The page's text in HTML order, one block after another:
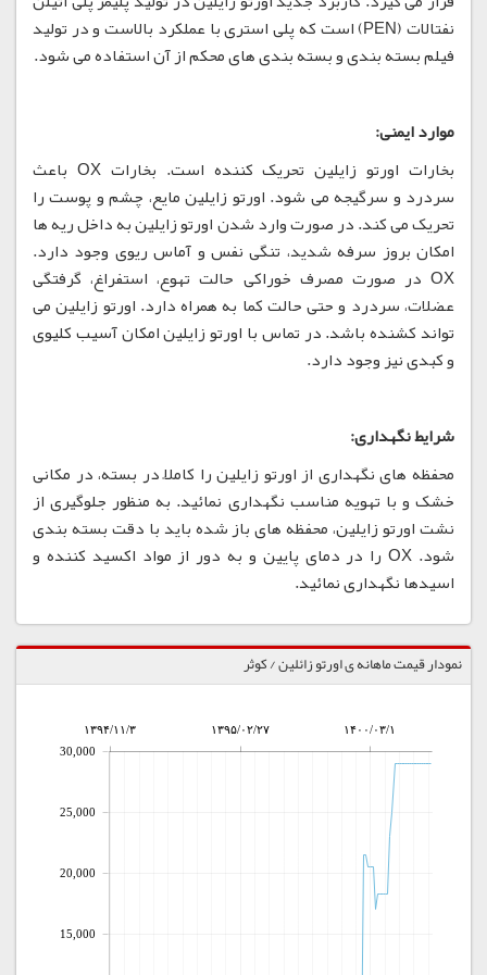
نفتالات (PEN) است که پلی استری با عملکرد بالاست و در تولید
فیلم بسته بندی و بسته بندی های محکم از آن استفاده می شود.
موارد ایمنی:
بخارات اورتو زایلین تحریک کننده است. بخارات OX باعث
سردرد و سرگیجه می شود. اورتو زایلین مایع، چشم و پوست را
تحریک می کند. در صورت وارد شدن اورتو زایلین به داخل ریه ها
امکان بروز سرفه شدید، تنگی نفس و آماس ریوی وجود دارد.
OX در صورت مصرف خوراکی حالت تهوع، استفراغ، گرفتگی
عضلات، سردرد و حتی حالت کما به همراه دارد. اورتو زایلین می
تواند کشنده باشد. در تماس با اورتو زایلین امکان آسیب کلیوی
و کبدی نیز وجود دارد.
شرایط نگهداری:
محفظه های نگهداری از اورتو زایلین را کاملاً در بسته، در مکانی
خشک و با تهویه مناسب نگهداری نمائید. به منظور جلوگیری از
نشت اورتو زایلین، محفظه های باز شده باید با دقت بسته بندی
شود. OX را در دمای پایین و به دور از مواد اکسید کننده و
اسیدها نگهداری نمائید.
نمودار قیمت ماهانه ی اورتو زائلین / کوثر
۱۳۹۴/۱۱/۳ ۱۳۹۵/۰۲/۲۷ ۱۴۰۰/۰۳/۱
15,000
20,000
25,000
30,000